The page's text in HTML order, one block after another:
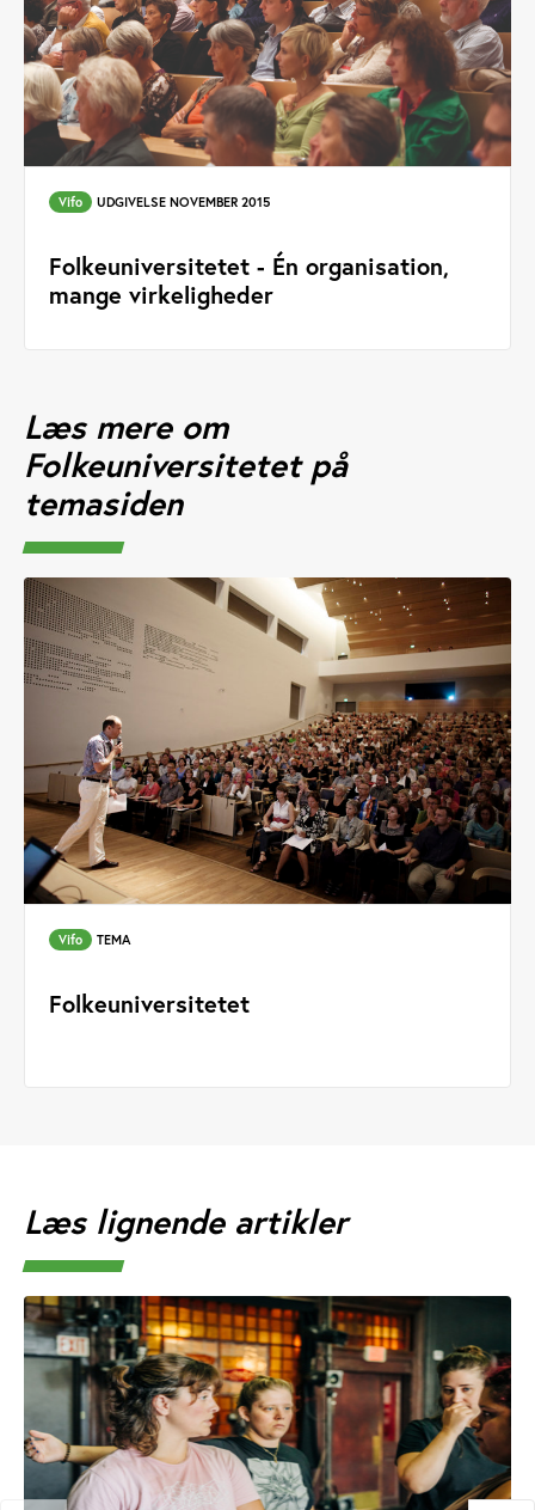
Vifo UDGIVELSE NOVEMBER 2015
Folkeuniversitetet - Én organisation,
mange virkeligheder
Læs mere om
Folkeuniversitetet på
temasiden
Vifo TEMA
Folkeuniversitetet
Læs lignende artikler